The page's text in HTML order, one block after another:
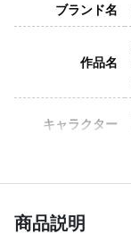
ブランド名
作品名
キャラクター
商品説明